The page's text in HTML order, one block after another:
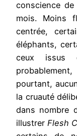
conscience
mois. Moins
centrée,
éléphants,
ceux issus
pourtant,
la cruauté
dans nombre
illustrer Flesh